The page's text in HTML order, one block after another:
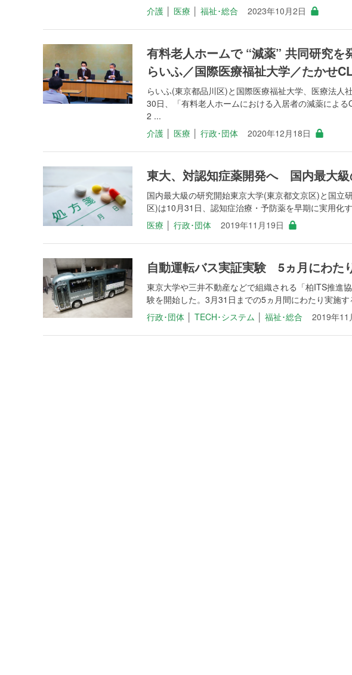
介護
医療 福祉･総合 2023年10月2日
有料老人ホームで “減薬” 共同研究
らいふ／国際医療福祉大学／たかせ
らいふ(東京都品川区)と国際医療福祉大学、医療法
30日、「有料老人ホームにおける入居者の減薬による
2 ...
介護
医療 行政･団体 2020年12月18日
東大、対認知症薬開発へ 国内最大級
国内最大級の研究開始東京大学(東京都文京区)と国立
区)は10月31日、認知症治療・予防薬を早期に実用化
医療
行政･団体 2019年11月19日
自動運転バス実証実験 5ヵ月にわた
東京大学や三井不動産などで組織される「柏ITS推進
験を開始した。3月31日までの5ヵ月間にわたり実施
行政･団体
TECH･システム 福祉･総合 2019年11